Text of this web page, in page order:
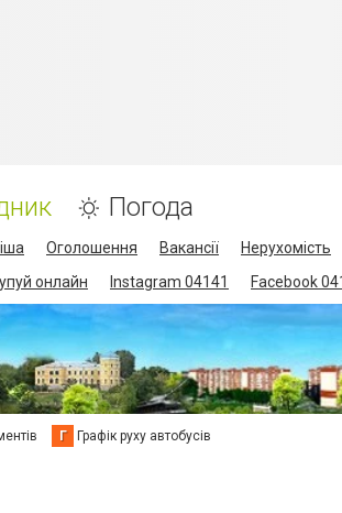
Погода
Оголошення Вакансії Нерухомість
онлайн Instagram 04141 Facebook
Г Графік руху автобусів